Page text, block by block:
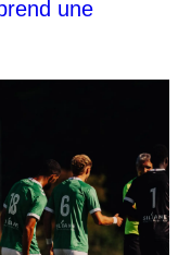
une